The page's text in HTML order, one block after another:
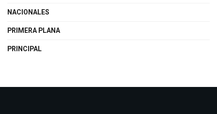
NACIONALES
PRIMERA PLANA
PRINCIPAL